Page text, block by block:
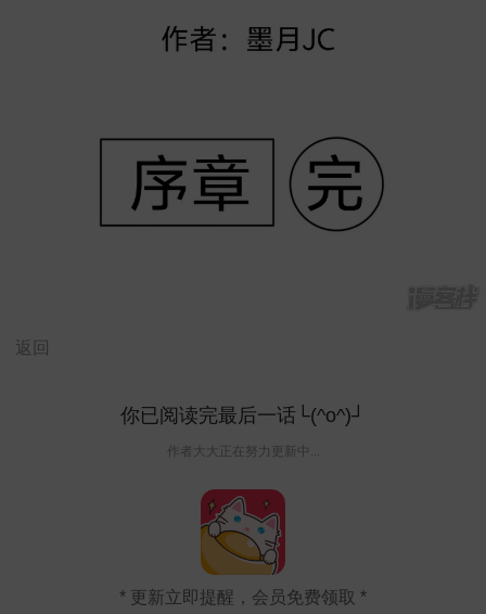
返回
你已阅读完最后一话└(^o^)┘
作者大大正在努力更新中...
* 更新立即提醒，会员免费领取 *